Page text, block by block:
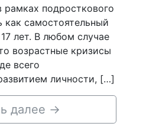
рамках подросткового
как самостоятельный
лет. В любом случае
возрастные кризисы
всего
личности, […]
далее →